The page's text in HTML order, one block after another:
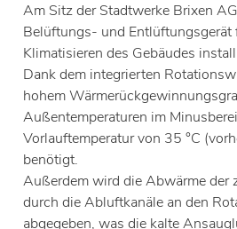
Am Sitz der Stadtwerke Brixen
Belüftungs- und Entlüftungsgerät
Klimatisieren des Gebäudes
Dank dem integrierten
hohem
Außentemperaturen im
Vorlauftemperatur von 35 °C
benötigt.
Außerdem wird die Abwärme der
durch die Abluftkanäle an den
abgegeben, was die kalte